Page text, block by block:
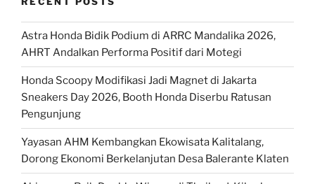
Astra Honda Bidik Podium di ARRC Mandalika 2026,
AHRT Andalkan Performa Positif dari Motegi
Honda Scoopy Modifikasi Jadi Magnet di Jakarta
Sneakers Day 2026, Booth Honda Diserbu Ratusan
Pengunjung
Yayasan AHM Kembangkan Ekowisata Kalitalang,
Dorong Ekonomi Berkelanjutan Desa Balerante Klaten